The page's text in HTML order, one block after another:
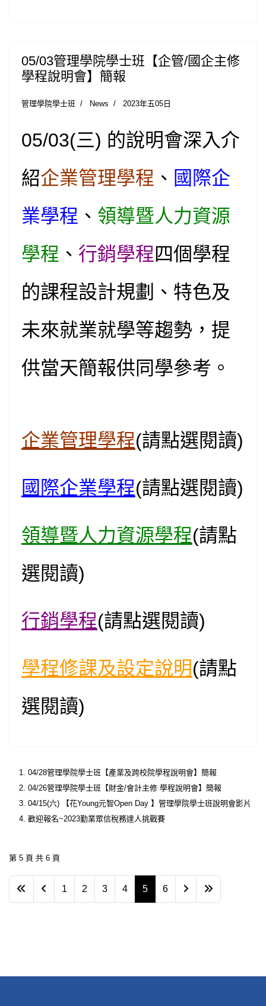
05/03管理學院學士班【企管/國企主修
學程說明會】簡報
管理學院學士班 News 2023年五05日
05/03(三) 的說明會深入介
紹企業管理學程 、 國際企
業學程 、 領導暨人力資源
學程 、 行銷學程四個學程
的課程設計規劃、特色及
未來就業就學等趨勢，提
供當天簡報供同學參考。
企業管理學程(請點選閱讀)
國際企業學程(請點選閱讀)
領導暨人力資源學程(請點
選閱讀)
行銷學程(請點選閱讀)
學程修課及設定說明(請點
選閱讀)
04/28管理學院學士班【產業及跨校院學程說明會】簡報
04/26管理學院學士班【財金/會計主修 學程說明會】簡報
04/15(六) 【花Young元智Open Day 】管理學院學士班說明會影片
歡迎報名~2023勤業眾信稅務達人挑戰賽
第 5 頁 共 6 頁
1 2 3 4 5 6